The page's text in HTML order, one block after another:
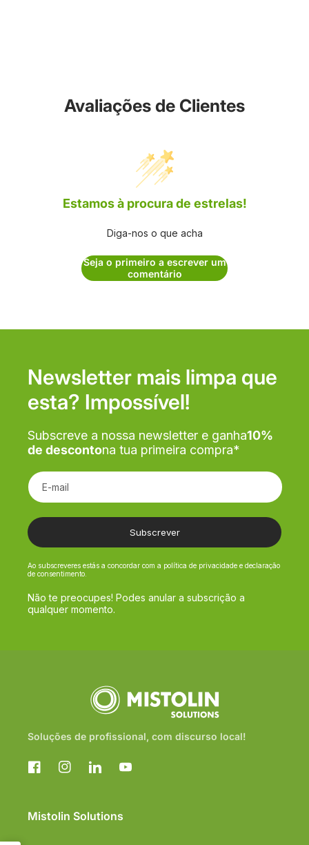
Avaliações de Clientes
Estamos à procura de estrelas!
Diga-nos o que acha
Seja o primeiro a escrever um
comentário
Newsletter mais limpa que
esta? Impossível!
Subscreve a nossa newsletter e ganha10%
de descontona tua primeira compra*
E-mail
Subscrever
Ao subscreveres estás a concordar com a política de privacidade e declaração
de consentimento.
Não te preocupes! Podes anular a subscrição a
qualquer momento.
Soluções de profissional, com discurso local!
FacebookInstagramTranslationYouTube
Mistolin Solutions